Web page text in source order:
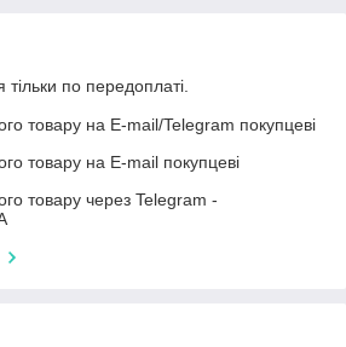
тільки по передоплаті.
товару на E-mail/Telegram покупцеві
товару на E-mail покупцеві
товару через Telegram -